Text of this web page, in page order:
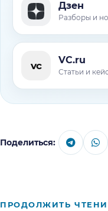
Дзен
Разборы и
vc VC.ru
Статьи и
Поделиться:
ПРОДОЛЖИТЬ